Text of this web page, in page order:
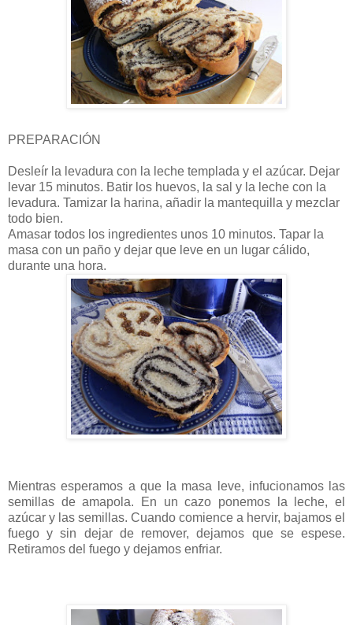
PREPARACIÓN
Desleír la levadura con la leche templada y el azúcar. Dejar
levar 15 minutos. Batir los huevos, la sal y la leche con la
levadura. Tamizar la harina, añadir la mantequilla y mezclar
todo bien.
Amasar todos los ingredientes unos 10 minutos. Tapar la
masa con un paño y dejar que leve en un lugar cálido,
durante una hora.
Mientras esperamos a que la masa leve, infucionamos las
semillas de amapola. En un cazo ponemos la leche, el
azúcar y las semillas. Cuando comience a hervir, bajamos el
fuego y sin dejar de remover, dejamos que se espese.
Retiramos del fuego y dejamos enfriar.